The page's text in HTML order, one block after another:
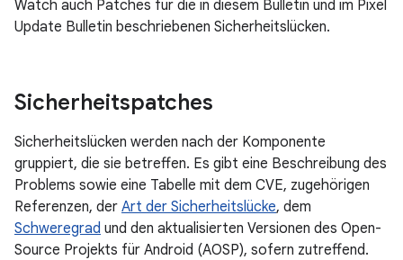
Watch auch Patches für die in diesem Bulletin und im Pixel
Update Bulletin beschriebenen Sicherheitslücken.
Sicherheitspatches
Sicherheitslücken werden nach der Komponente
gruppiert, die sie betreffen. Es gibt eine Beschreibung des
Problems sowie eine Tabelle mit dem CVE, zugehörigen
Referenzen, der Art der Sicherheitslücke, dem
Schweregrad und den aktualisierten Versionen des Open-
Source Projekts für Android (AOSP), sofern zutreffend.